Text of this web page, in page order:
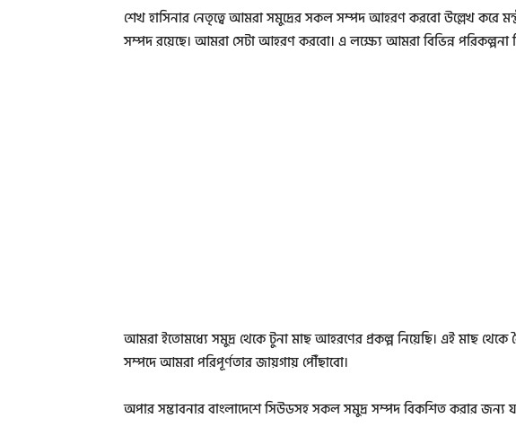
শেখ হাসিনার নেতৃত্বে আমরা সমুদ্রের সকল সম্পদ আহরণ করবো উল্লেখ করে
সম্পদ রয়েছে। আমরা সেটা আহরণ করবো। এ লক্ষ্যে আমরা বিভিন্ন পরিকল্পনা
আমরা ইতোমধ্যে সমুদ্র থেকে টুনা মাছ আহরণের প্রকল্প নিয়েছি। এই মাছ থেকে
সম্পদে আমরা পরিপূর্ণতার জায়গায় পৌঁছাবো।
অপার সম্ভাবনার বাংলাদেশে সিউডসহ সকল সমুদ্র সম্পদ বিকশিত করার জন্য